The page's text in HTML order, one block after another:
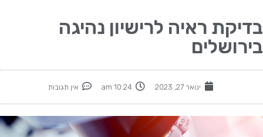
בדיקת ראיה לרישיון נהיגה
בירושלים
ינואר 27, 2023 10:24 am אין תגובות